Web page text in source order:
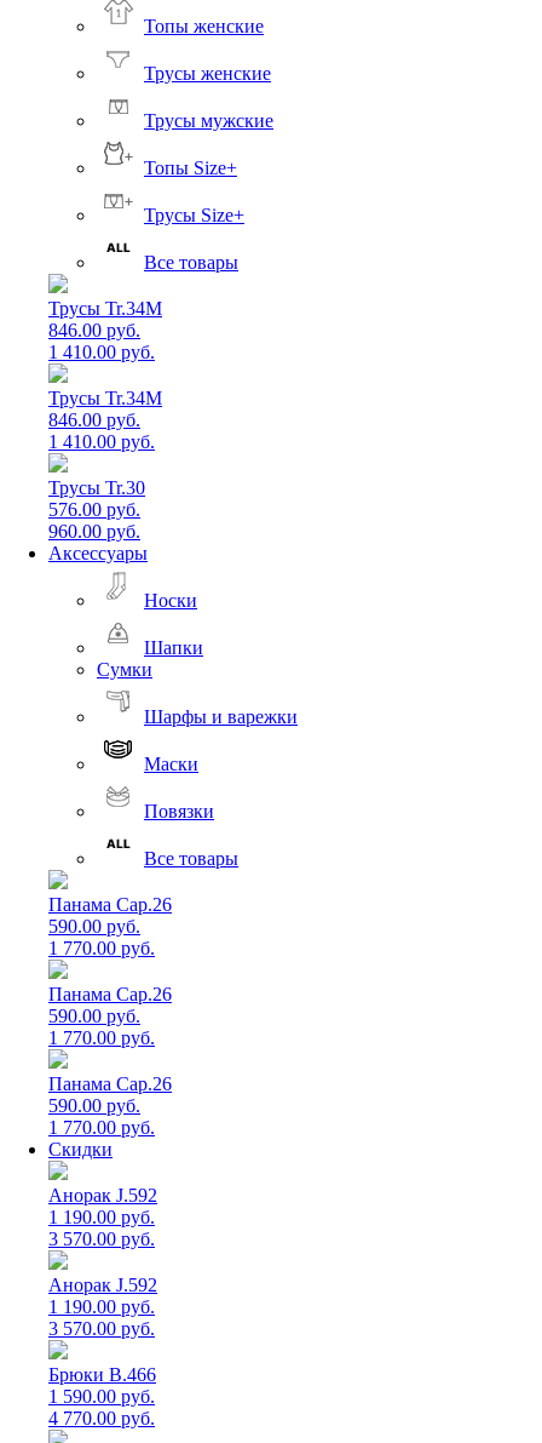
Топы женские
Трусы женские
Трусы мужские
Топы Size+
Трусы Size+
Все товары
Трусы Tr.34M
846.00 руб.
1 410.00 руб.
Трусы Tr.34M
846.00 руб.
1 410.00 руб.
Трусы Tr.30
576.00 руб.
960.00 руб.
Аксессуары
Носки
Шапки
Сумки
Шарфы и варежки
Маски
Повязки
Все товары
Панама Cap.26
590.00 руб.
1 770.00 руб.
Панама Cap.26
590.00 руб.
1 770.00 руб.
Панама Cap.26
590.00 руб.
1 770.00 руб.
Скидки
Анорак J.592
1 190.00 руб.
3 570.00 руб.
Анорак J.592
1 190.00 руб.
3 570.00 руб.
Брюки B.466
1 590.00 руб.
4 770.00 руб.